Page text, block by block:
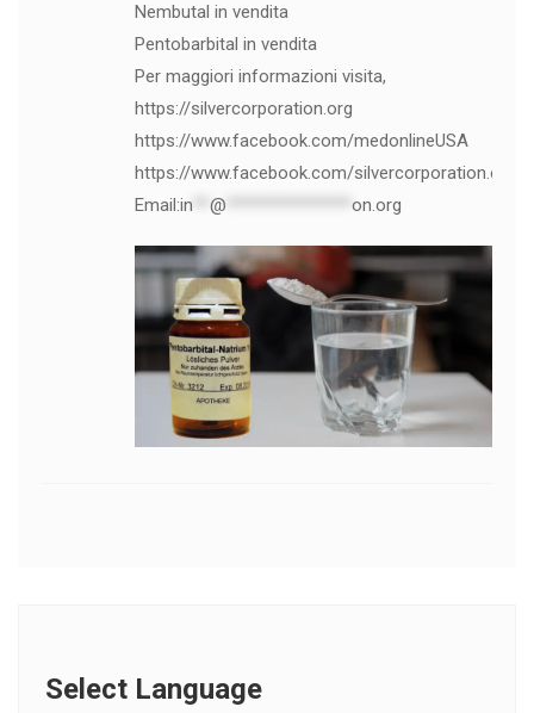
Nembutal in vendita
Pentobarbital in vendita
Per maggiori informazioni visita,
https://silvercorporation.org
https://www.facebook.com/medonlineUSA
https://www.facebook.com/silvercorporation.org
Email:in @ on.org
Select Language